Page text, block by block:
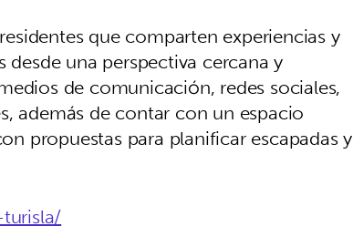
que comparten experiencias y
una perspectiva cercana y
de comunicación, redes sociales,
además de contar con un espacio
propuestas para planificar escapadas y